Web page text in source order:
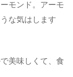
モンド。アーモ
な気はします
美味しくて、食